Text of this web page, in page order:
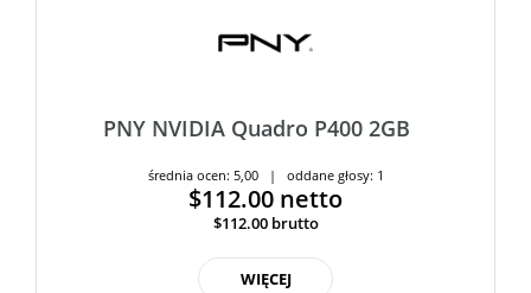
PNY NVIDIA Quadro P400 2GB
średnia ocen: 5,00 | oddane głosy: 1
$112.00 netto
$112.00 brutto
WIĘCEJ